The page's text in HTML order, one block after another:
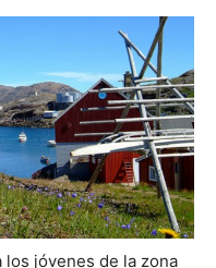
los jóvenes de la zona